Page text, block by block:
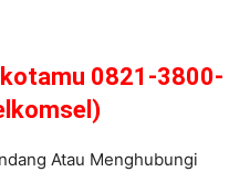
0821-3800-
Atau Menghubungi